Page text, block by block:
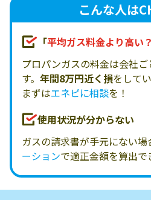
こんな人は
「平均ガス料金より高い？
プロパンガスの料金は会社
す。 年間8万円近く損をして
まずはエネピに相談を！
使用状況が分からない
ガスの請求書が手元にない場
ーションで適正金額を算出で